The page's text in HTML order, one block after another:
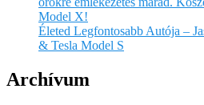
Model X!
Életed Legfontosabb Autója –
& Tesla Model S
Archívum